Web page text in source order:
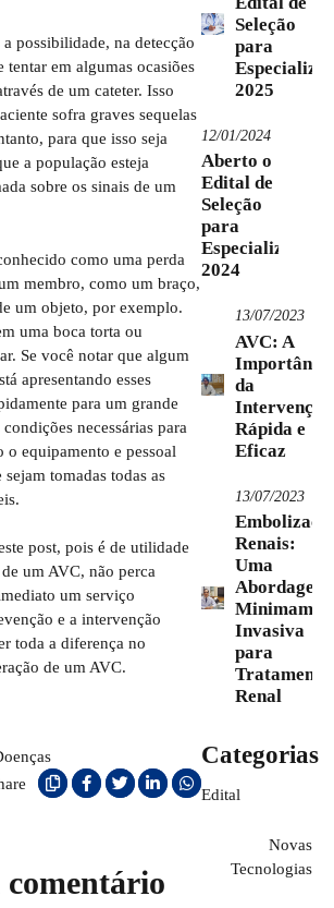
possibilidade, na detecção
tentar em algumas ocasiões
de um cateter. Isso
sofra graves sequelas
para que isso seja
a população esteja
sobre os sinais de um
como uma perda
membro, como um braço,
um objeto, por exemplo.
uma boca torta ou
Se você notar que algum
apresentando esses
para um grande
necessárias para
o equipamento e pessoal
tomadas todas as
post, pois é de utilidade
um AVC, não perca
um serviço
e a intervenção
toda a diferença no
de um AVC.
Seleção
para
2025
12/01/2024
Aberto o
Edital de
Seleção
para
Especialização
2024
13/07/2023
AVC: A
da
Intervenção
Rápida e
Eficaz
13/07/2023
Renais:
Uma
Abordagem
Invasiva
para
Tratamento
Renal
Categorias
Edital
Novas
Tecnologias